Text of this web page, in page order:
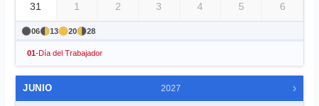
31 1 2 3 4 5 6
06 13 20 28
01-Día del Trabajador
JUNIO 2027 ›